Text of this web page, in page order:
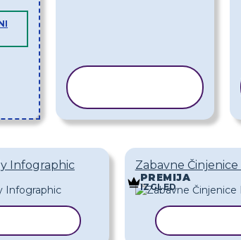
Infographic Zabavne
PREMIJA
IZGLED